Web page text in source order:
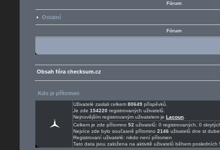
Fórum
Ostatní
Fórum
Obsah fóra checksum.cz
Kdo je přítomen
Uživatelé zaslali celkem 80649 příspěvků.
Je zde 154220 registrovaných uživatelů.
Nejnovějším registrovaným uživatelem je Lacoun
Celkem je zde přítomno 52 uživatelů: 0 registrovaných, 0
Nejvíce zde bylo současně přítomno 2146 uživatelů dne st
Registrovaní uživatelé: nikdo není přítomen
Tato data jsou založena na aktivitě uživatelů během posledních